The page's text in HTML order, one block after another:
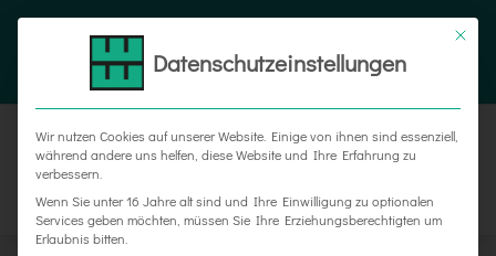
Zum
FacebookInstagram
Xing
Datenschutzeinstellungen
Wir nutzen Cookies auf unserer Website. Einige von ihnen sind essenziell,
während andere uns helfen, diese Website und Ihre Erfahrung zu
verbessern.
Wenn Sie unter 16 Jahre alt sind und Ihre Einwilligung zu optionalen
Services geben möchten, müssen Sie Ihre Erziehungsberechtigten um
Erlaubnis bitten.